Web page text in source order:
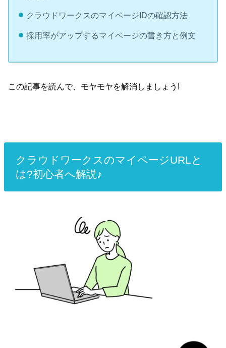
クラウドワークスのマイページIDの確認方法
採用率がアップするマイページの書き方と例文
この記事を読んで、モヤモヤを解消しましょう!
クラウドワークスのマイページURLと
は?初心者へ解説♪